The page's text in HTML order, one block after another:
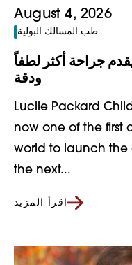
August 4, 2026
طب المسالك البولية
جراحة أكثر لطفاً
ودقة
Lucile Packard
now one of the first
world to launch
the next...
اقرأ المزيد